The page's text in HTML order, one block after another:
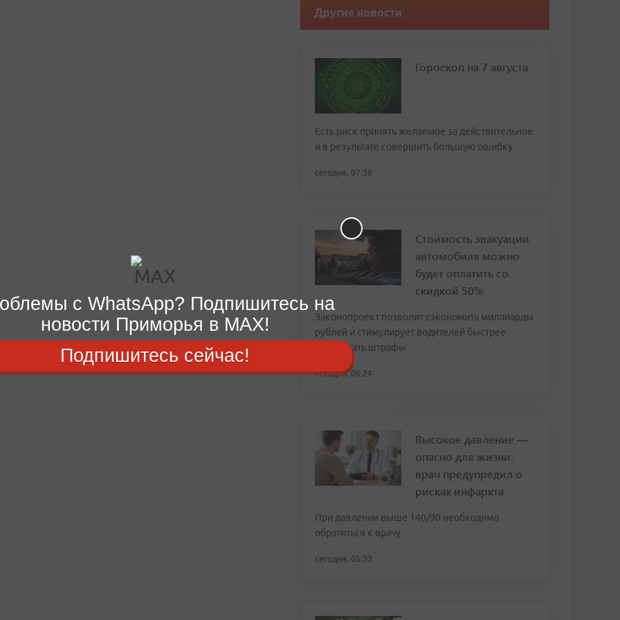
Другие новости
Гороскоп на 7 августа
Есть риск принять желаемое за действительное
и в результате совершить большую ошибку
сегодня, 07:38
Стоимость эвакуации
автомобиля можно
будет оплатить со
скидкой 50%
Законопроект позволит сэкономить миллиарды
рублей и стимулирует водителей быстрее
оплачивать штрафы
сегодня, 06:24
Высокое давление —
опасно для жизни:
врач предупредил о
рисках инфаркта
При давлении выше 140/90 необходимо
обратиться к врачу
сегодня, 05:33
с WhatsApp? Подпишитесь на
новости Приморья в MAX!
Подпишитесь сейчас!